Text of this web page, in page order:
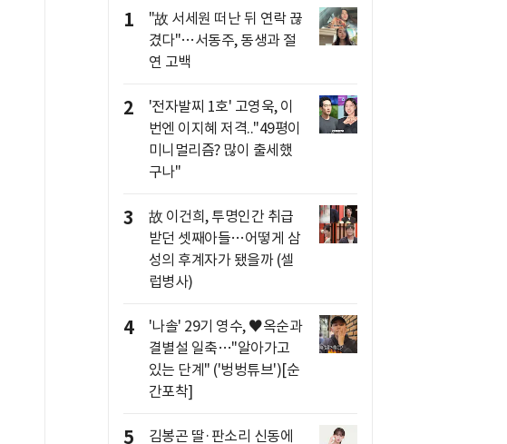
1
"故 서세원 떠난 뒤 연락 끊
겼다"…서동주, 동생과 절
연 고백
2
'전자발찌 1호' 고영욱, 이
번엔 이지혜 저격.."49평이
미니멀리즘? 많이 출세했
구나"
3
故 이건희, 투명인간 취급
받던 셋째아들…어떻게 삼
성의 후계자가 됐을까 (셀
럽병사)
4
'나솔' 29기 영수, ♥옥순과
결별설 일축…"알아가고
있는 단계" ('벙벙튜브')[순
간포착]
5 김봉곤 딸·판소리 신동에